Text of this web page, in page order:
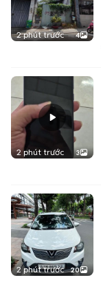
2 phút trước 4
2 phút trước 3
2 phút trước 20